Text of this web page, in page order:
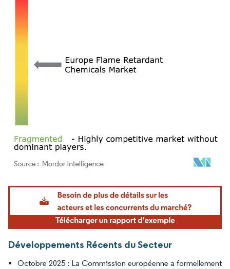
Image © Mordor Intelligence. La réutilisation nécessite une attribution sous CC BY
Développements Récents du Secteur
Octobre 2025 : La Commission européenne a formellement